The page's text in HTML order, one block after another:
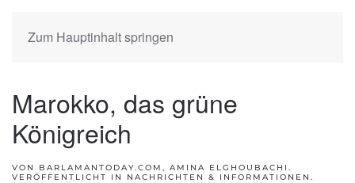
Zum Hauptinhalt springen
Marokko, das grüne
Königreich
VON BARLAMANTODAY.COM, AMINA ELGHOUBACHI.
VERÖFFENTLICHT IN NACHRICHTEN & INFORMATIONEN .